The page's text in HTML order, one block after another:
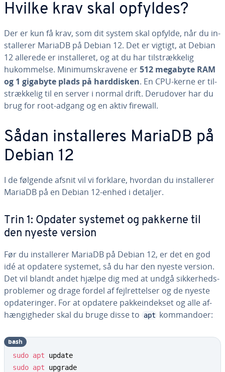
Hvilke krav skal opfyldes?
Der er kun få krav, som dit system skal opfylde, når du in­
stal­le­rer MariaDB på Debian 12. Det er vigtigt, at Debian
12 allerede er in­stal­le­ret, og at du har til­stræk­ke­lig
hukom­mel­se. Mini­mum­s­kra­ve­ne er512 megabyte RAM
og 1 gigabyte plads på hard­di­sken. En CPU-kerne er til­
stræk­ke­lig til en server i normal drift. Derudover har du
brug for root-adgang og en aktiv firewall.
Sådan in­stal­le­res MariaDB på
Debian 12
I de følgende afsnit vil vi forklare, hvordan du in­stal­le­rer
MariaDB på en Debian 12-enhed i detaljer.
Trin 1: Opdater systemet og pakkerne til
den nyeste version
Før du in­stal­le­rer MariaDB på Debian 12, er det en god
idé at opdatere systemet, så du har den nyeste version.
Det vil blandt andet hjælpe dig med at undgå sik­ker­heds­
pro­ble­mer og drage fordel af fejl­ret­tel­ser og de nyeste
op­da­te­rin­ger. For at opdatere pak­ke­in­dek­set og alle af­
hæn­gig­he­der skal du bruge disse to
apt kom­man­do­er:
sudo apt
sudo apt upgrade
bash